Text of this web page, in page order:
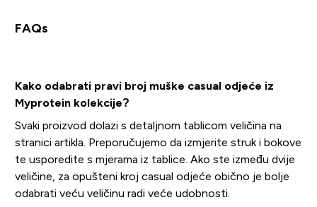
FAQs
Kako odabrati pravi broj muške casual odjeće iz
Myprotein kolekcije?
Svaki proizvod dolazi s detaljnom tablicom veličina na
stranici artikla. Preporučujemo da izmjerite struk i bokove
te usporedite s mjerama iz tablice. Ako ste između dvije
veličine, za opušteni kroj casual odjeće obično je bolje
odabrati veću veličinu radi veće udobnosti.